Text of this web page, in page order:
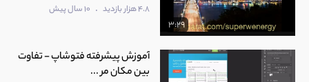
3:29
4.8 هزار بازدید . 10 سال پیش
آموزش پیشرفته فتوشاپ - تفاوت
بین مکان مر ...